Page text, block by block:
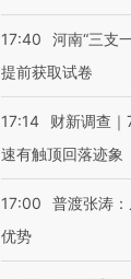
17:40
河南“三支
提前获取试卷
17:14
财新调查
速有触顶回落迹象
17:00
普渡张涛
优势